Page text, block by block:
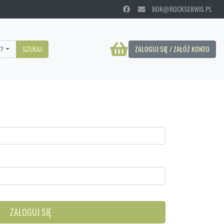
BOK@ROCKSERWIS.PL
ZALOGUJ SIĘ / ZAŁÓŻ KONTO
SZUKAJ
ZALOGUJ SIĘ